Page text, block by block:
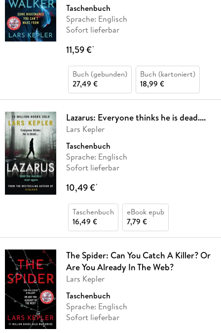
Taschenbuch
Sprache: Englisch
Sofort lieferbar
11,59 €*
Buch (gebunden)
27,49 €
Buch (kartoniert)
18,99 €
Lazarus: Everyone thinks he is dead....
Lars Kepler
Taschenbuch
Sprache: Englisch
Sofort lieferbar
10,49 €*
Taschenbuch
16,49 €
eBook epub
7,79 €
The Spider: Can You Catch A Killer? Or
Are You Already In The Web?
Lars Kepler
Taschenbuch
Sprache: Englisch
Sofort lieferbar